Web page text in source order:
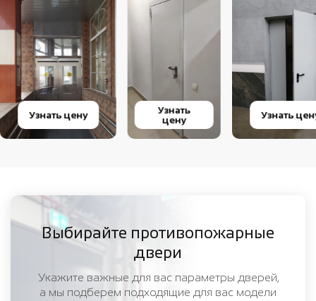
Узнать цену
Узнать
цену
Узнать
Выбирайте противопожарные
двери
Укажите важные для вас параметры дверей,
а мы подберем подходящие для вас модели